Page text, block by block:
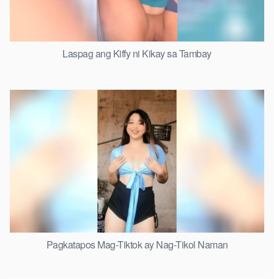
Laspag ang Kiffy ni Kikay sa Tambay
Pagkatapos Mag-Tiktok ay Nag-Tikol Naman